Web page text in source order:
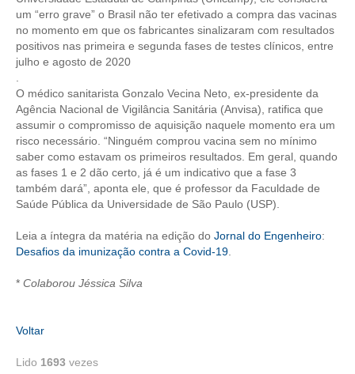
LEI 5.194/1966 – REGULAMENTAÇÃO DA PROFISSÃO
LEI 6.496/1977 – ART
HOMOLOGAÇÕES
PISO SALARIAL
FIQUE POR DENTRO
OPORTUNIDADES
APRESENTAÇÃO
um “erro grave” o Brasil não ter efetivado a compra das vacinas
no momento em que os fabricantes sinalizaram com resultados
positivos nas primeira e segunda fases de testes clínicos, entre
julho e agosto de 2020
O médico sanitarista Gonzalo Vecina Neto, ex-presidente da
Agência Nacional de Vigilância Sanitária (Anvisa), ratifica que
assumir o compromisso de aquisição naquele momento era um
risco necessário. “Ninguém comprou vacina sem no mínimo
saber como estavam os primeiros resultados. Em geral, quando
as fases 1 e 2 dão certo, já é um indicativo que a fase 3
também dará”, aponta ele, que é professor da Faculdade de
Saúde Pública da Universidade de São Paulo (USP).
Leia a íntegra da matéria na edição do Jornal do Engenheiro:
Desafios da imunização contra a Covid-19
* Colaborou Jéssica Silva
Voltar
Lido 1693 vezes